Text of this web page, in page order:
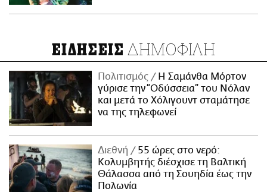
ΕΙΔΗΣΕΙΣ ΔΗΜΟΦΙΛΗ
Πολιτισμός
Η Σαμάνθα Μόρτον
γύρισε την “Οδύσσεια” του Νόλαν
και μετά το Χόλιγουντ σταμάτησε
να της τηλεφωνεί
Διεθνή
55 ώρες στο νερό:
Κολυμβητής διέσχισε τη Βαλτική
Θάλασσα από τη Σουηδία έως την
Πολωνία